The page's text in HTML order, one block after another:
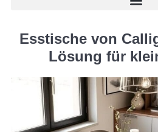
Esstische von
Lösung für